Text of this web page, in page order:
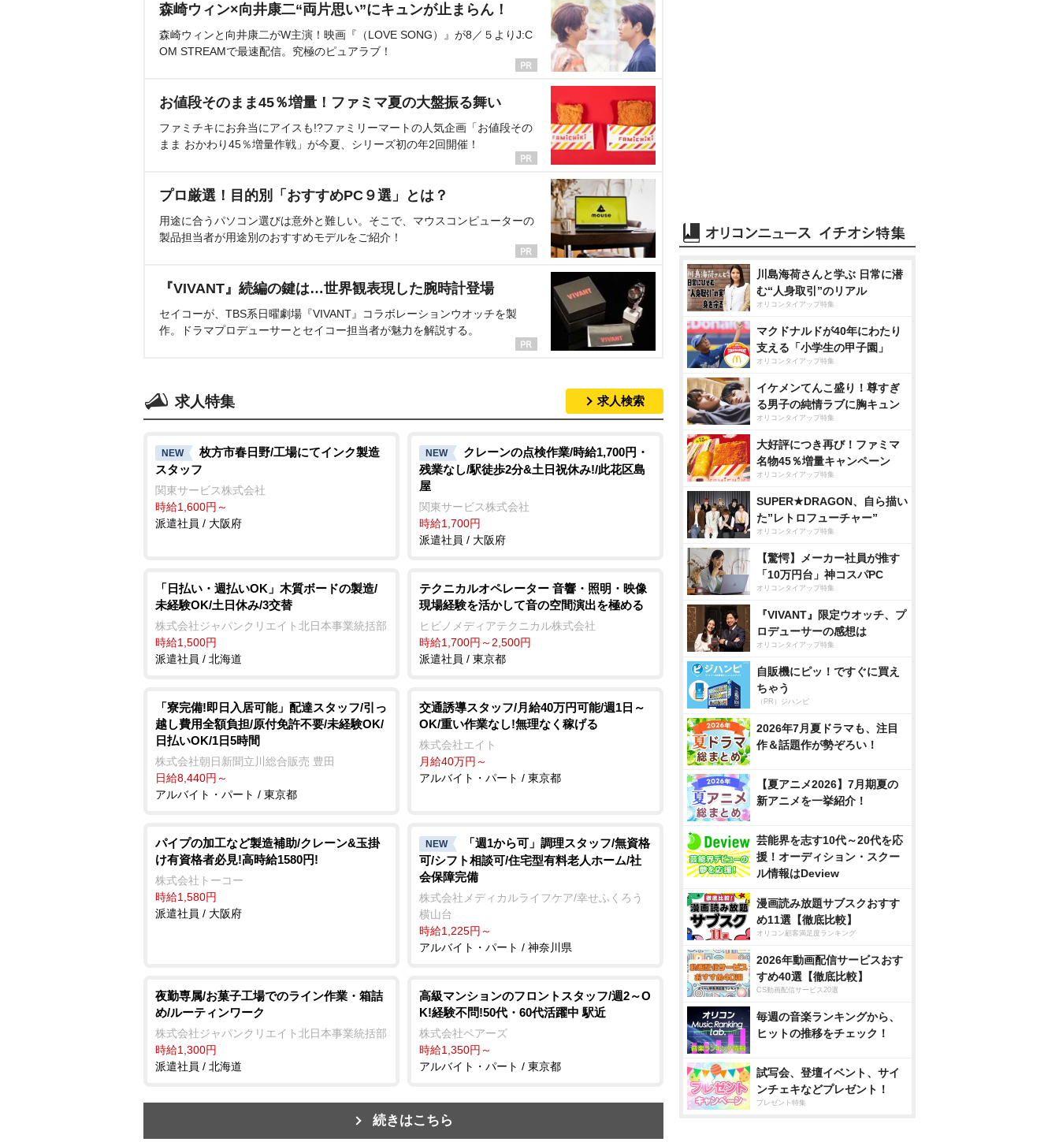
森崎ウィン×向井康二“両片思い”にキュンが止まらん！
森崎ウィンと向井康二がW主演！映画『（LOVE SONG）』が8／５よりJ:C
OM STREAMで最速配信。究極のピュアラブ！
お値段そのまま45％増量！ファミマ夏の大盤振る舞い
ファミチキにお弁当にアイスも!?ファミリーマートの人気企画「お値段その
まま おかわり45％増量作戦」が今夏、シリーズ初の年2回開催！
プロ厳選！目的別「おすすめPC９選」とは？
用途に合うパソコン選びは意外と難しい。そこで、マウスコンピューターの
製品担当者が用途別のおすすめモデルをご紹介！
『VIVANT』続編の鍵は…世界観表現した腕時計登場
セイコーが、TBS系日曜劇場『VIVANT』コラボレーションウオッチを製
作。ドラマプロデューサーとセイコー担当者が魅力を解説する。
求人特集 求人検索
NEW
枚方市春日野/工場にてインク製造
スタッフ
関東サービス株式会社
時給1,600円～
派遣社員 / 大阪府
NEW
クレーンの点検作業/時給1,700円・
残業なし/駅徒歩2分&土日祝休み!/此花区島
屋
関東サービス株式会社
時給1,700円
派遣社員 / 大阪府
「日払い・週払いOK」木質ボードの製造/
未経験OK/土日休み/3交替
株式会社ジャパンクリエイト北日本事業統括部
時給1,500円
派遣社員 / 北海道
テクニカルオペレーター 音響・照明・映像
現場経験を活かして音の空間演出を極める
ヒビノメディアテクニカル株式会社
時給1,700円～2,500円
派遣社員 / 東京都
「寮完備!即日入居可能」配達スタッフ/引っ
越し費用全額負担/原付免許不要/未経験OK/
日払いOK/1日5時間
株式会社朝日新聞立川総合販売 豊田
日給8,440円～
アルバイト・パート / 東京都
交通誘導スタッフ/月給40万円可能/週1日～
OK/重い作業なし!無理なく稼げる
株式会社エイト
月給40万円～
アルバイト・パート / 東京都
パイプの加工など製造補助/クレーン&玉掛
け有資格者必見!高時給1580円!
株式会社トーコー
時給1,580円
派遣社員 / 大阪府
NEW
「週1から可」調理スタッフ/無資格
可/シフト相談可/住宅型有料老人ホーム/社
会保障完備
株式会社メディカルライフケア/幸せふくろう
横山台
時給1,225円～
アルバイト・パート / 神奈川県
夜勤専属/お菓子工場でのライン作業・箱詰
め/ルーティンワーク
株式会社ジャパンクリエイト北日本事業統括部
時給1,300円
派遣社員 / 北海道
高級マンションのフロントスタッフ/週2～O
K!経験不問!50代・60代活躍中 駅近
株式会社ベアーズ
時給1,350円～
アルバイト・パート / 東京都
続きはこちら
川島海荷さんと学ぶ 日常に潜
む“人身取引”のリアル
オリコンタイアップ特集
マクドナルドが40年にわたり
支える「小学生の甲子園」
オリコンタイアップ特集
イケメンてんこ盛り！尊すぎ
る男子の純情ラブに胸キュン
オリコンタイアップ特集
大好評につき再び！ファミマ
名物45％増量キャンペーン
オリコンタイアップ特集
SUPER★DRAGON、自ら描い
た”レトロフューチャー”
オリコンタイアップ特集
【驚愕】メーカー社員が推す
「10万円台」神コスパPC
オリコンタイアップ特集
『VIVANT』限定ウオッチ、プ
ロデューサーの感想は
オリコンタイアップ特集
自販機にピッ！ですぐに買え
ちゃう
（PR）ジハンピ
2026年7月夏ドラマも、注目
作＆話題作が勢ぞろい！
【夏アニメ2026】7月期夏の
新アニメを一挙紹介！
芸能界を志す10代～20代を応
援！オーディション・スクー
ル情報はDeview
漫画読み放題サブスクおすす
め11選【徹底比較】
オリコン顧客満足度ランキング
2026年動画配信サービスおす
すめ40選【徹底比較】
CS動画配信サービス20選
毎週の音楽ランキングから、
ヒットの推移をチェック！
試写会、登壇イベント、サイ
ンチェキなどプレゼント！
プレゼント特集